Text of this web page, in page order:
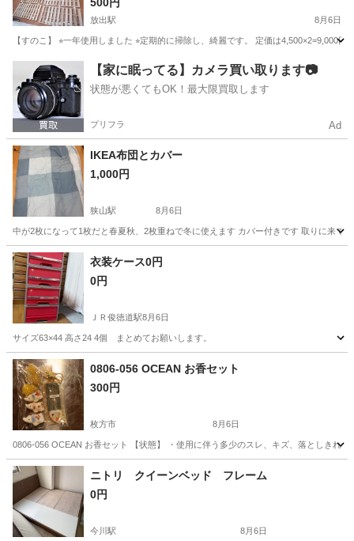
放出駅 8月6日
【すのこ】 ⭐︎一年使用しました ⭐︎定期的に掃除し、綺麗です。 定価は4,500×2=9,000
大阪市 放出駅 ベッド すのこベッド
【家に眠ってる】カメラ買い取ります📷
状態が悪くてもOK！最大限買取します
プリフラ Ad
IKEA布団とカバー
1,000円
狭山駅 8月6日
中が2枚になって1枚だと春夏秋、2枚重ねで冬に使えます カバー付きです 取りに来て
大阪 堺市 狭山駅 寝具
衣装ケース0円
0円
ＪＲ俊徳道駅8月6日
サイズ63×44 高さ24 4個 まとめてお願いします。
大阪 東大阪市 家具 ケース
0806-056 OCEAN お香セット
300円
枚方市 8月6日
0806-056 OCEAN お香セット 【状態】 ・使用に伴う多少のスレ、キズ、落としきれ
大阪 枚方市 インテリア雑貨/小物 OCEAN
ニトリ クイーンベッド フレーム
0円
今川駅 8月6日